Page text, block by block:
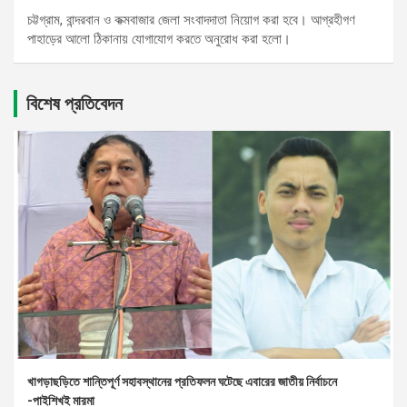
চট্টগ্রাম, বান্দরবান ও কক্মবাজার জেলা সংবাদদাতা নিয়োগ করা হবে। আগ্রহীগণ
পাহাড়ের আলো ঠিকানায় যোগাযোগ করতে অনুরোধ করা হলো।
বিশেষ প্রতিবেদন
খাগড়াছড়িতে শান্তিপূর্ণ সহাবস্থানের প্রতিফলন ঘটেছে এবারের জাতীয় নির্বাচনে
-পাইশিখই মারমা